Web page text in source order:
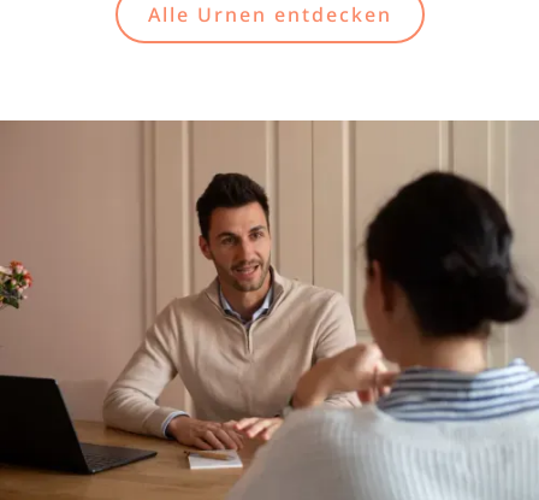
Alle Urnen entdecken